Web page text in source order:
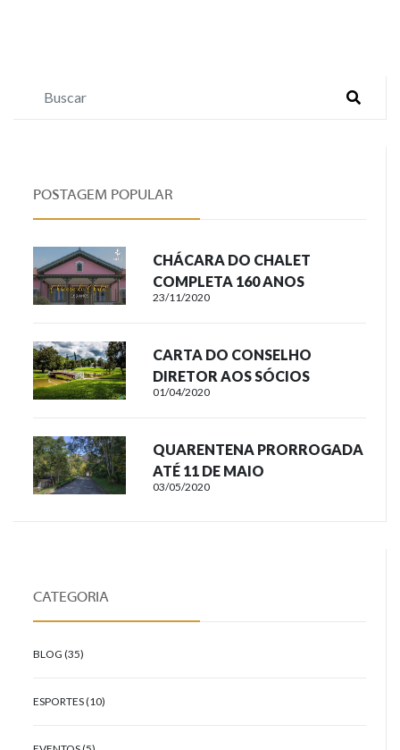
POSTAGEM POPULAR
CHÁCARA DO CHALET
COMPLETA 160 ANOS
23/11/2020
CARTA DO CONSELHO
DIRETOR AOS SÓCIOS
01/04/2020
QUARENTENA PRORROGADA
ATÉ 11 DE MAIO
03/05/2020
CATEGORIA
BLOG (35)
ESPORTES (10)